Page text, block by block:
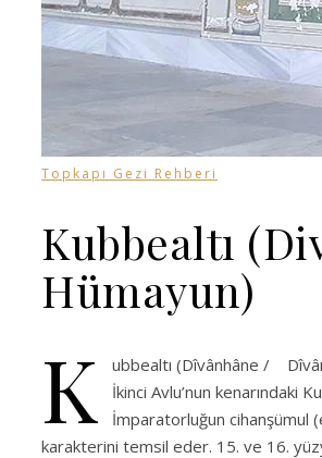
Topkapı Gezi Rehberi
Kubbealtı
Hümayun)
K
ubbealtı (Dîvânhâne /
İkinci Avlu’nun kenarındaki
İmparatorluğun cihanşümul
karakterini temsil eder. 15. ve 16.